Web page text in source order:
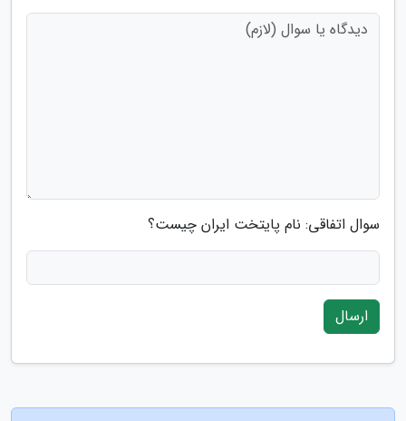
سوال اتفاقی: نام پایتخت ایران چیست؟
ارسال